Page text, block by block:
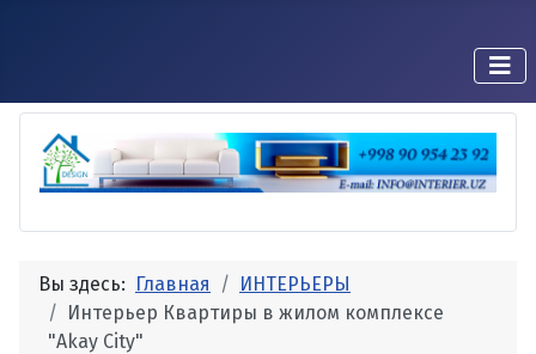
Вы здесь: Главная
ИНТЕРЬЕРЫ
Интерьер Квартиры в жилом комплексе
"Akay City"